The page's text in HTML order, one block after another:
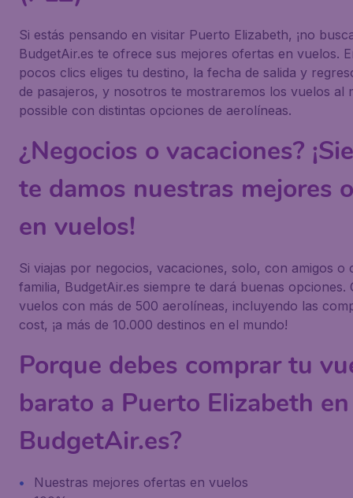
Si estás pensando en visitar Puerto Elizabeth, ¡no
BudgetAir.es te ofrece sus mejores ofertas en vuelos.
pocos clics eliges tu destino, la fecha de salida y
de pasajeros, y nosotros te mostraremos los vuelos al
possible con distintas opciones de aerolíneas.
¿Negocios o vacaciones?
te damos nuestras mejores
en vuelos!
Si viajas por negocios, vacaciones, solo, con amigos o
familia, BudgetAir.es siempre te dará buenas opciones.
vuelos con más de 500 aerolíneas, incluyendo las
cost, ¡a más de 10.000 destinos en el mundo!
Porque debes comprar tu
barato a Puerto Elizabeth en
BudgetAir.es?
Nuestras mejores ofertas en vuelos